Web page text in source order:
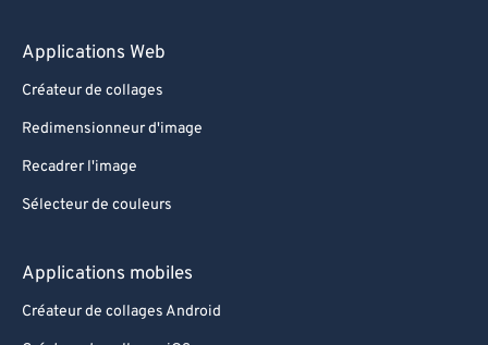
Applications Web
Créateur de collages
Redimensionneur d'image
Recadrer l'image
Sélecteur de couleurs
Applications mobiles
Créateur de collages Android